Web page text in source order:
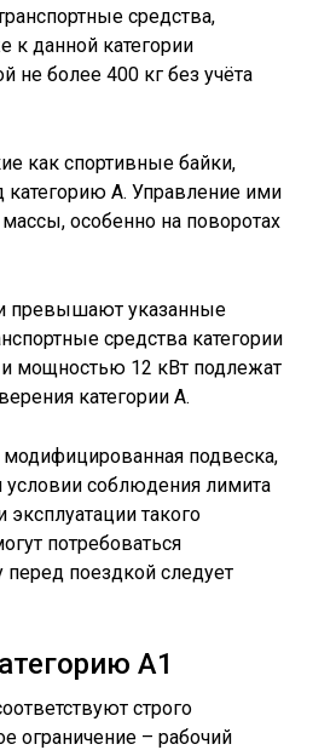
средства,
к данной категории
более 400 кг без учёта
как спортивные байки,
категорию А. Управление ими
особенно на поворотах
превышают указанные
средства категории
мощностью 12 кВт подлежат
категории А.
модифицированная подвеска,
условии соблюдения лимита
такого
потребоваться
поездкой следует
А1
строго
ограничение – рабочий